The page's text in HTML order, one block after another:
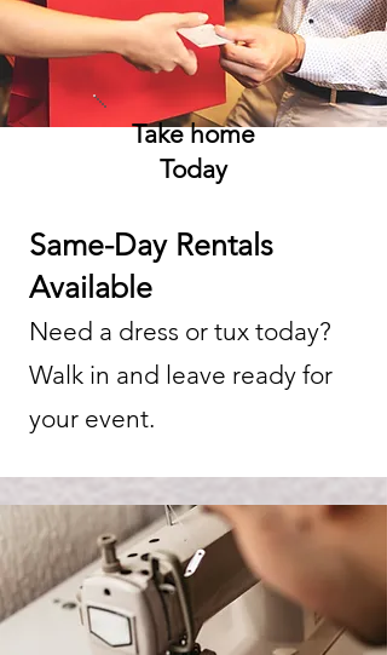
Take home
Today
Same-Day Rentals
Available
Need a dress or tux today?
Walk in and leave ready for
your event.